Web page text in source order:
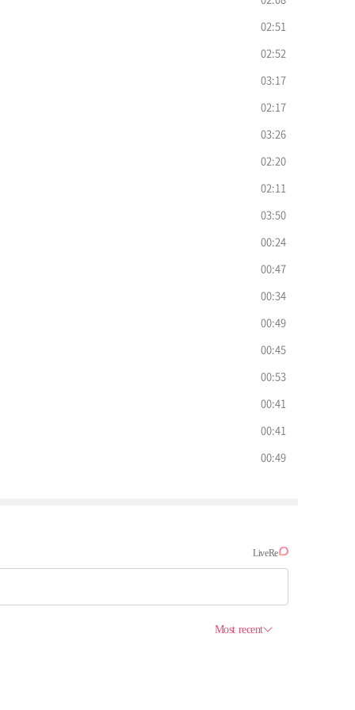
02:51
02:52
03:17
02:17
03:26
02:20
02:11
03:50
00:24
00:47
00:34
00:49
00:45
00:53
00:41
00:41
00:49